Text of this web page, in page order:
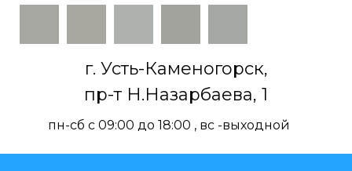
г. Усть-Каменогорск,
пр-т Н.Назарбаева, 1
пн-сб с 09:00 до 18:00 , вс -выходной